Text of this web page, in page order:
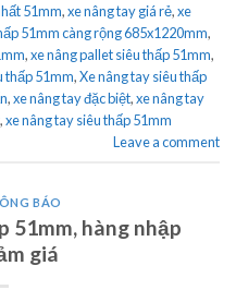
51mm,xe nâng tay giá rẻ,xe
51mm càng rộng 685x1220mm,
,xe nâng pallet siêu thấp 51mm,
thấp 51mm,Xe nâng tay siêu thấp
,xe nâng tay đặc biệt,xe nâng tay
,xe nâng tay siêu thấp 51mm
Leave a comment
BÁO
51mm, hàng nhập
giá